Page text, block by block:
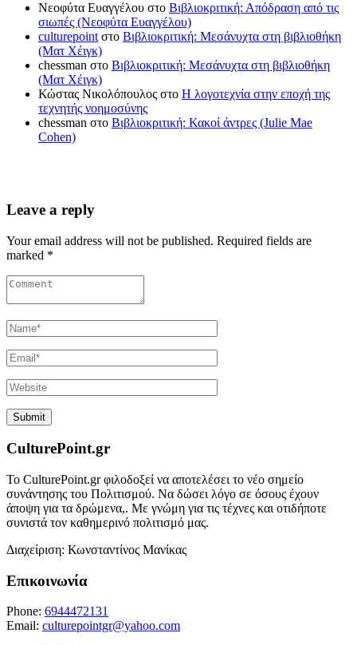
Νεοφύτα Ευαγγέλου στο Βιβλιοκριτική: Απόδραση από τις
σιωπές (Νεοφύτα Ευαγγέλου)
culturepoint στο Βιβλιοκριτική: Μεσάνυχτα στη βιβλιοθήκη
(Ματ Χέιγκ)
chessman στο Βιβλιοκριτική: Μεσάνυχτα στη βιβλιοθήκη
(Ματ Χέιγκ)
Κώστας Νικολόπουλος στο Η λογοτεχνία στην εποχή της
τεχνητής νοημοσύνης
chessman στο Βιβλιοκριτική: Κακοί άντρες (Julie Mae
Cohen)
Leave a reply
Your email address will not be published. Required fields are
marked *
CulturePoint.gr
Το CulturePoint.gr φιλοδοξεί να αποτελέσει το νέο σημείο
συνάντησης του Πολιτισμού. Να δώσει λόγο σε όσους έχουν
άποψη για τα δρώμενα,. Με γνώμη για τις τέχνες και οτιδήποτε
συνιστά τον καθημερινό πολιτισμό μας.
Διαχείριση: Κωνσταντίνος Μανίκας
Επικοινωνία
Phone: 6944472131
Email: culturepointgr@yahoo.com